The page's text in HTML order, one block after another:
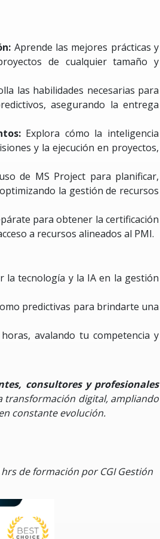
Aprende las mejores prácticas y
de cualquier tamaño y
las habilidades necesarias para
asegurando la entrega
Explora cómo la inteligencia
y la ejecución en proyectos,
de MS Project para planificar,
la gestión de recursos
para obtener la certificación
a recursos alineados al PMI.
la tecnología y la IA en la gestión
predictivas para brindarte una
avalando tu competencia y
consultores y profesionales
transformación digital, ampliando
constante evolución.
hrs de formación por CGI Gestión